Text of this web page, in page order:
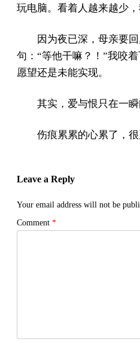
玩电脑。看着人越来越少，
因为夜已深，母亲要
句：“等他干嘛？！”我咬
愿望还是未能实现。
其实，爱与恨只在一
伤痕累累的心累了，很
Leave a Reply
Your email address will not be
Comment *